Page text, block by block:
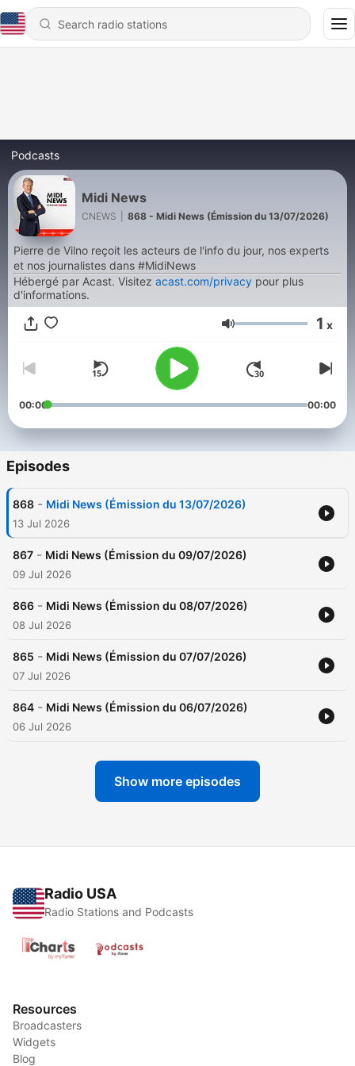
Podcasts
Midi News
CNEWS 868 - Midi News (Émission du 13/07/2026)
Pierre de Vilno reçoit les acteurs de l'info du jour, nos experts
et nos journalistes dans #MidiNews
Hébergé par Acast. Visitez acast.com/privacy pour plus
d'informations.
Volume 1 x
00:00 00:00
Episodes
868 - Midi News (Émission du 13/07/2026)
13 Jul 2026
867 - Midi News (Émission du 09/07/2026)
09 Jul 2026
866 - Midi News (Émission du 08/07/2026)
08 Jul 2026
865 - Midi News (Émission du 07/07/2026)
07 Jul 2026
864 - Midi News (Émission du 06/07/2026)
06 Jul 2026
Show more episodes
Radio USA
Radio Stations and Podcasts
Resources
Broadcasters
Widgets
Blog